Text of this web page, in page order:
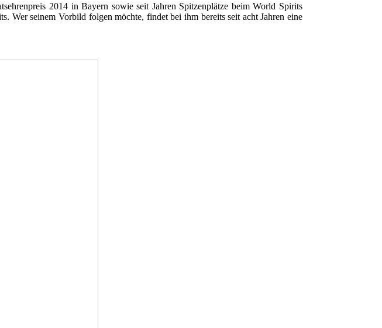
2014 in Bayern sowie seit Jahren Spitzenplätze beim World Spirits
Wer seinem Vorbild folgen möchte, findet bei ihm bereits seit acht Jahren eine